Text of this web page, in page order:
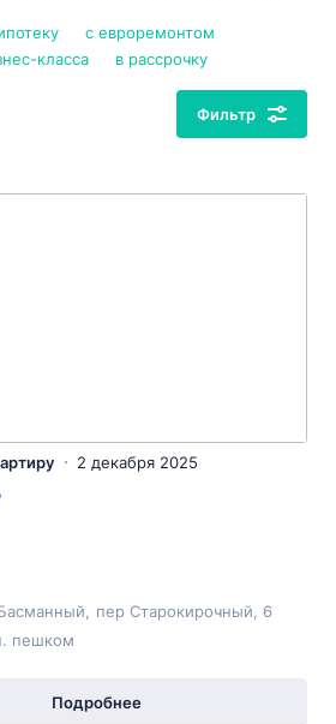
с евроремонтом
класса в рассрочку
Фильтр
2 декабря 2025
пер Старокирочный , 6
пешком
Подробнее